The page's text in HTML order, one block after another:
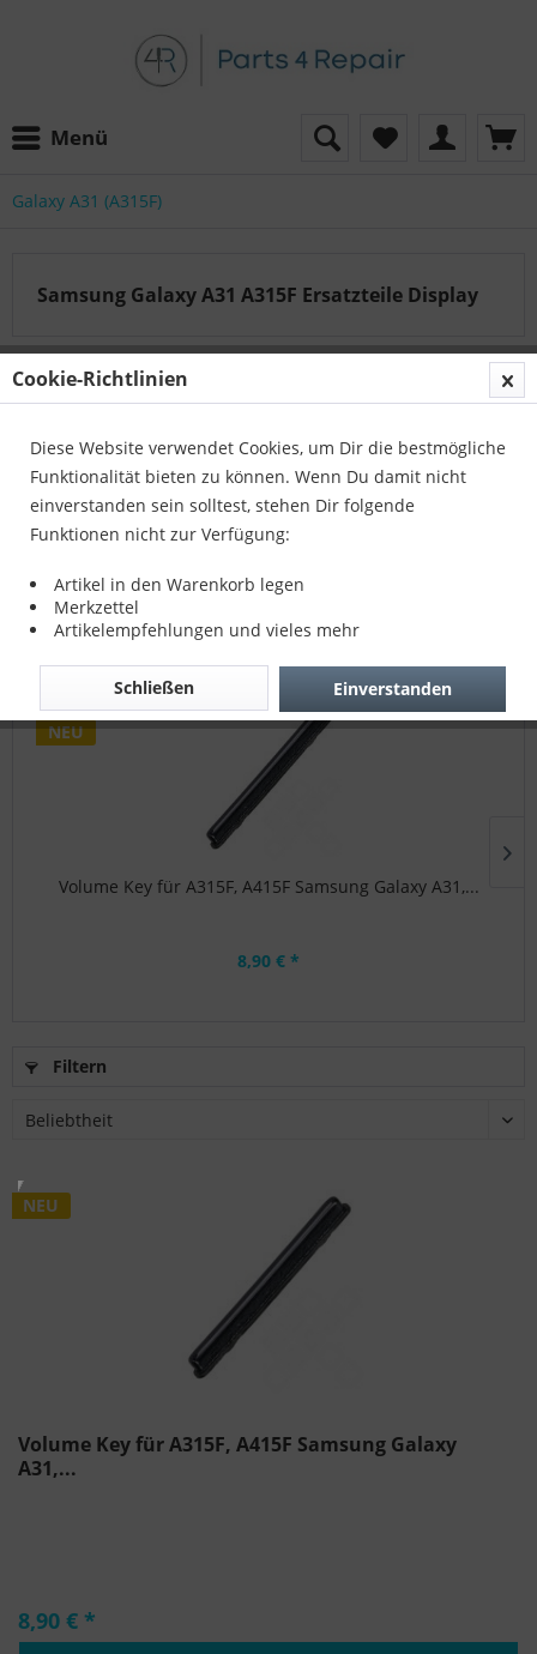
Menü
Galaxy A31 (A315F)
Samsung Galaxy A31 A315F Ersatzteile Display
Auf der Suche nach dem passenden Artikel?
Parts4Repair - Kundenservice
Telefon:04422 996 814 01
E-Mail:info@parts4repair.de
Erreichbar: Mo., Mi., Fr. 10:30 - 16:00 Uhr, Di., Do.
NEU
Volume Key für A315F, A415F Samsung Galaxy A31,...
8,90 € *
Filtern
NEU
Volume Key für A315F, A415F Samsung Galaxy
A31,...
8,90 € *
Cookie-Richtlinien
Diese Website verwendet Cookies, um Dir die bestmögliche
Funktionalität bieten zu können. Wenn Du damit nicht
einverstanden sein solltest, stehen Dir folgende
Funktionen nicht zur Verfügung:
Artikel in den Warenkorb legen
Merkzettel
Artikelempfehlungen und vieles mehr
Einverstanden
Schließen